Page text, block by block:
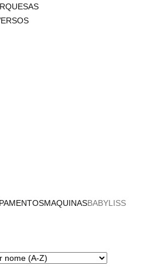
MAQUINASBABYLISS